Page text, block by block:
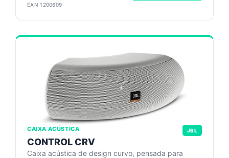
EAN 1200609
CAIXA ACÚSTICA JBL
CONTROL CRV
Caixa acústica de design curvo, pensada para